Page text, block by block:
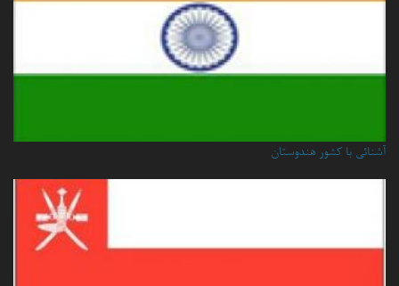
آشنائی با کشور هندوستان